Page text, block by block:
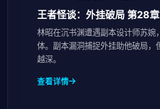
王者怪谈：外挂破局 第28章
林昭在沉书渊遭遇副本设计师苏婉
体。副本漏洞捕捉外挂助他破局，
越深。
查看详情